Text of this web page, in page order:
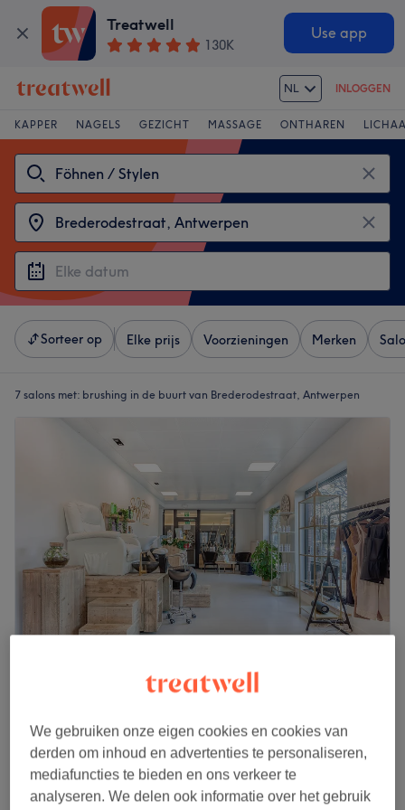
Treatwell
130K
Use app
NL INLOGGEN
KAPPER NAGELS GEZICHT MASSAGE ONTHAREN
Sorteer op Elke prijs Voorzieningen Merken
7 salons met: brushing in de buurt van Brederodestraat, Antwerpen
colombian Beauty Center
646 reviews
Antwerpen
Laat zien op de kaart
Vrouwen - Wassen & brushing
30 min - 50 min
vanaf €25
Kort overzicht salongegevens
We gebruiken onze eigen cookies en cookies van
derden om inhoud en advertenties te personaliseren,
mediafuncties te bieden en ons verkeer te
analyseren. We delen ook informatie over het gebruik